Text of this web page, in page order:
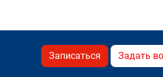
Записаться Задать